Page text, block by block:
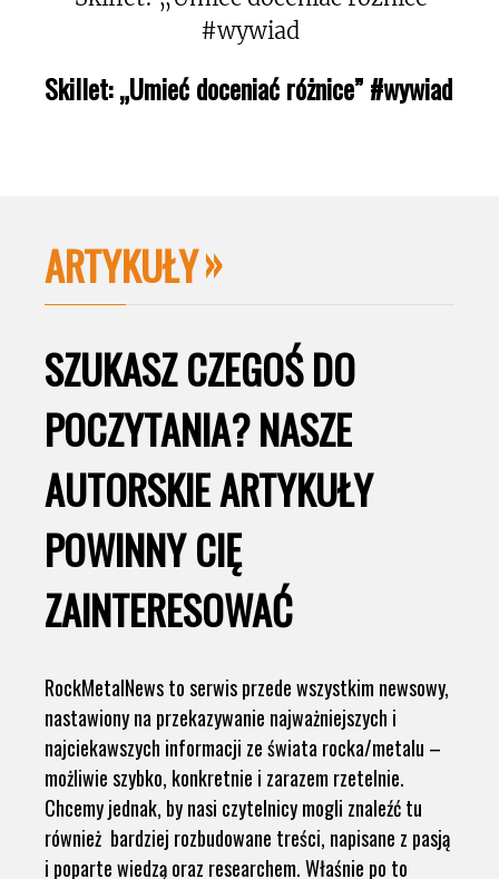
Skillet: „Umieć doceniać różnice” #wywiad
ARTYKUŁY
SZUKASZ CZEGOŚ DO
POCZYTANIA? NASZE
AUTORSKIE ARTYKUŁY
POWINNY CIĘ
ZAINTERESOWAĆ
RockMetalNews to serwis przede wszystkim newsowy,
nastawiony na przekazywanie najważniejszych i
najciekawszych informacji ze świata rocka/metalu –
możliwie szybko, konkretnie i zarazem rzetelnie.
Chcemy jednak, by nasi czytelnicy mogli znaleźć tu
również bardziej rozbudowane treści, napisane z pasją
i poparte wiedzą oraz researchem. Właśnie po to